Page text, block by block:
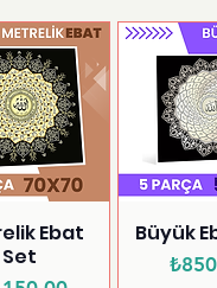
Ebat
Set
Büyük